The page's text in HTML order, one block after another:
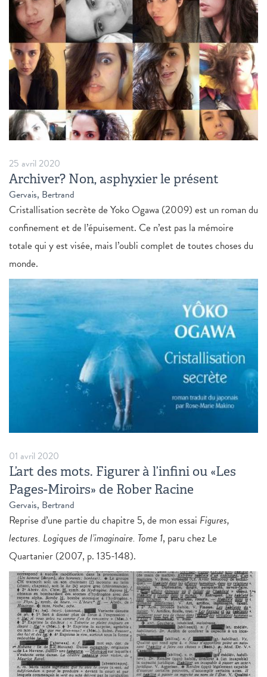
25 avril 2020
Archiver? Non, asphyxier le présent
Gervais, Bertrand
Cristallisation secrète de Yoko Ogawa (2009) est un roman du
confinement et de l’épuisement. Ce n’est pas la mémoire
totale qui y est visée, mais l’oubli complet de toutes choses du
monde.
01 avril 2020
L’art des mots. Figurer à l’infini ou «Les
Pages-Miroirs» de Rober Racine
Gervais, Bertrand
Reprise d’une partie du chapitre 5, de mon essai Figures,
lectures. Logiques de l’imaginaire. Tome 1, paru chez Le
Quartanier (2007, p. 135-148).